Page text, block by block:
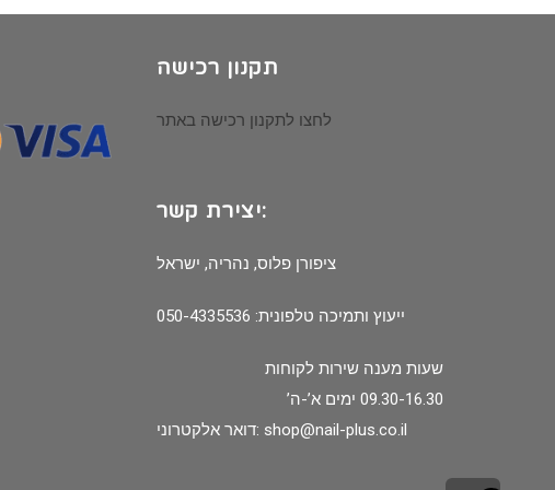
תקנון רכישה
לחצו לתקנון רכישה באתר
יצירת קשר:
ציפורן פלוס, נהריה, ישראל
ייעוץ ותמיכה טלפונית: 050-4335536
שעות מענה שירות לקוחות
09.30-16.30 ימים א’-ה’
דואר אלקטרוני: shop@nail-plus.co.il